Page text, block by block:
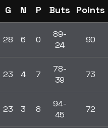
G N P Buts Points
28 6 0
89-
24
90
23 4 7
78-
39
73
23 3 8
94-
45
72